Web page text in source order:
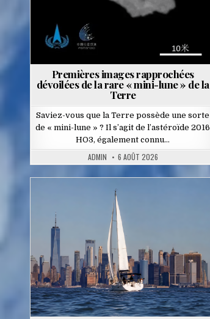
Premières images rapprochées
dévoilées de la rare « mini-lune » de la
Terre
Saviez-vous que la Terre possède une sorte
de « mini-lune » ? Il s’agit de l’astéroïde 2016
HO3, également connu…
ADMIN 6 AOÛT 2026